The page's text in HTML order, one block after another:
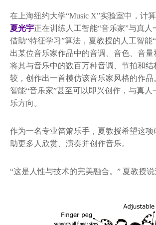
在上海纽约大学“Music X”实验室中，计
夏光宇正在训练人工智能“音乐家”与真人
借助“特征学习”算法，夏教授的人工智能
出某位音乐家作品中的音调、音色、音
将其与音乐中的数百万种音调、节拍和结
较，创作出一首模仿该音乐家风格的作品
智能“音乐家”甚至可以即兴创作，与真人
乐方向。
作为一名专业笛箫乐手，夏教授希望这
助更多人欣赏、演奏并创作音乐。
“这是人性与技术的完美融合。” 夏教授说